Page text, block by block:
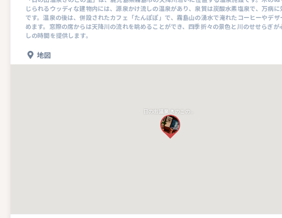
じられるウッディな建物内には、源泉かけ流しの温泉があり、泉質は炭酸水素塩泉で、万病に
です。温泉の後は、併設されたカフェ「たんぽぽ」で、霧島山の湧水で淹れたコーヒーやデザ
めます。窓際の席からは天降川の流れを眺めることができ、四季折々の景色と川のせせらぎが
しの時間を提供します。
地図
日の出温泉 きのこの里 （霧島温泉）